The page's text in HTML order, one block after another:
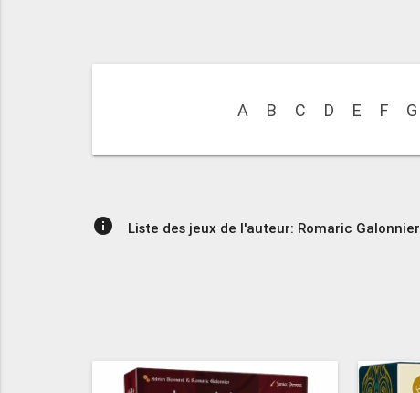
A B C D E F G
info Liste des jeux de l'auteur: Romaric Galonnier